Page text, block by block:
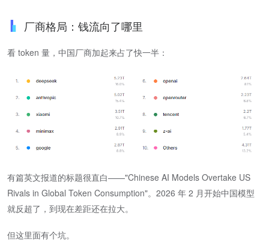
厂商格局：钱流向了哪里
看 token 量，中国厂商加起来占了快一半：
有篇英文报道的标题很直白——"Chinese AI Models Overtake US
Rivals in Global Token Consumption"。2026 年 2 月开始中国模型
就反超了，到现在差距还在拉大。
但这里面有个坑。